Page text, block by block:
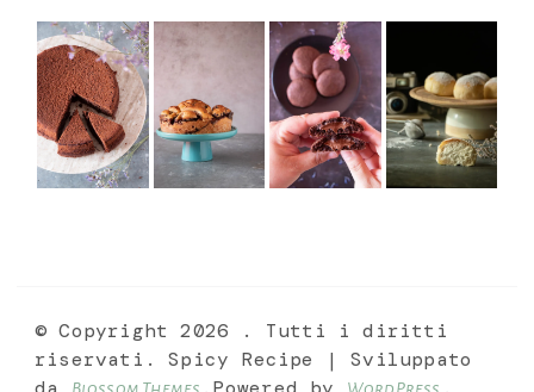
© Copyright 2026
. Tutti i diritti
riservati.
Spicy Recipe | Sviluppato